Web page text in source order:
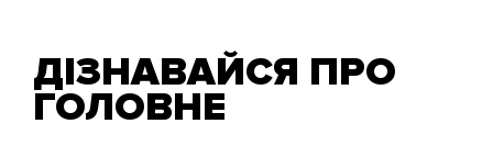
ДІЗНАВАЙСЯ ПРО
ГОЛОВНЕ